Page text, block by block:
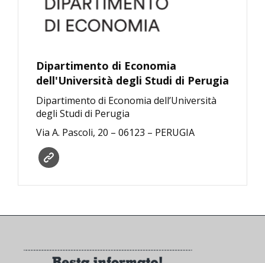
Dipartimento di Economia
dell'Università degli Studi di Perugia
Dipartimento di Economia dell’Università
degli Studi di Perugia
Via A. Pascoli, 20 – 06123 – PERUGIA